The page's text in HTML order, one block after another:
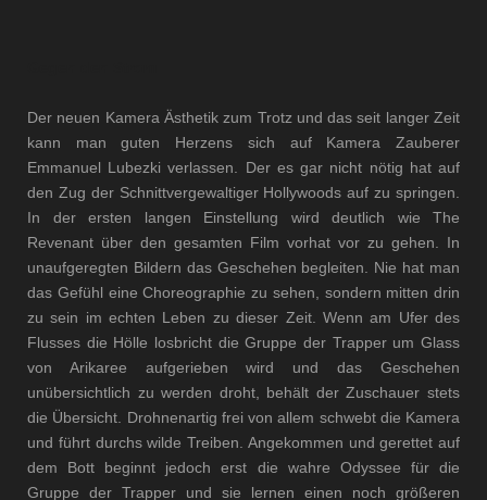
Der neuen Kamera Ästhetik zum Trotz und das seit langer Zeit
kann man guten Herzens sich auf Kamera Zauberer
Emmanuel Lubezki verlassen. Der es gar nicht nötig hat auf
den Zug der Schnittvergewaltiger Hollywoods auf zu springen.
In der ersten langen Einstellung wird deutlich wie The
Revenant über den gesamten Film vorhat vor zu gehen. In
unaufgeregten Bildern das Geschehen begleiten. Nie hat man
das Gefühl eine Choreographie zu sehen, sondern mitten drin
zu sein im echten Leben zu dieser Zeit. Wenn am Ufer des
Flusses die Hölle losbricht die Gruppe der Trapper um Glass
von Arikaree aufgerieben wird und das Geschehen
unübersichtlich zu werden droht, behält der Zuschauer stets
die Übersicht. Drohnenartig frei von allem schwebt die Kamera
und führt durchs wilde Treiben. Angekommen und gerettet auf
dem Bott beginnt jedoch erst die wahre Odyssee für die
Gruppe der Trapper und sie lernen einen noch größeren